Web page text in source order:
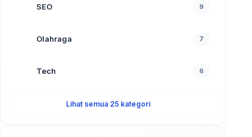
SEO 9
Olahraga 7
Tech 6
Lihat semua 25 kategori